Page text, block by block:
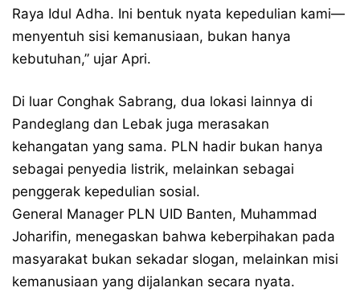
Raya Idul Adha. Ini bentuk nyata kepedulian kami—
menyentuh sisi kemanusiaan, bukan hanya
kebutuhan,” ujar Apri.
Di luar Conghak Sabrang, dua lokasi lainnya di
Pandeglang dan Lebak juga merasakan
kehangatan yang sama. PLN hadir bukan hanya
sebagai penyedia listrik, melainkan sebagai
penggerak kepedulian sosial.
General Manager PLN UID Banten, Muhammad
Joharifin, menegaskan bahwa keberpihakan pada
masyarakat bukan sekadar slogan, melainkan misi
kemanusiaan yang dijalankan secara nyata.